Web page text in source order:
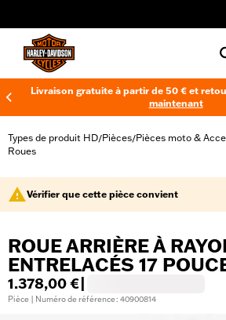
Livraison gratuite à partir de 50 € et
maintenant
Types de produit HD/Pièces/Pièces moto &
Roues
Vérifier que cette pièce convient
ROUE ARRIÈRE À
ENTRELACÉS 17
1.378,00 €
Pièce | Numéro de référence : 40900814